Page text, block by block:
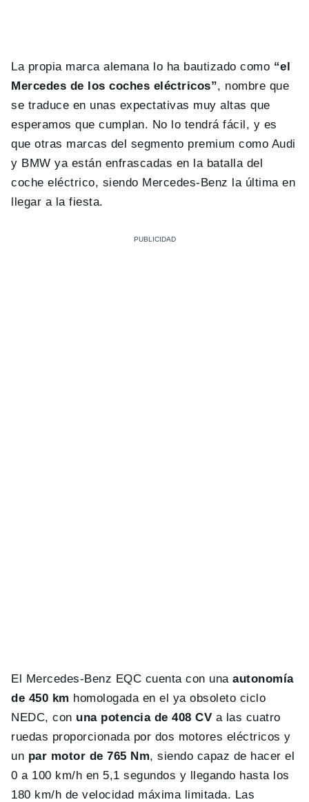
La propia marca alemana lo ha bautizado como “el
Mercedes de los coches eléctricos”, nombre que
se traduce en unas expectativas muy altas que
esperamos que cumplan. No lo tendrá fácil, y es
que otras marcas del segmento premium como Audi
y BMW ya están enfrascadas en la batalla del
coche eléctrico, siendo Mercedes-Benz la última en
llegar a la fiesta.
El Mercedes-Benz EQC cuenta con unaautonomía
de 450 km homologada en el ya obsoleto ciclo
NEDC, con una potencia de 408 CV a las cuatro
ruedas proporcionada por dos motores eléctricos y
un par motor de 765 Nm, siendo capaz de hacer el
0 a 100 km/h en 5,1 segundos y llegando hasta los
180 km/h de velocidad máxima limitada. Las